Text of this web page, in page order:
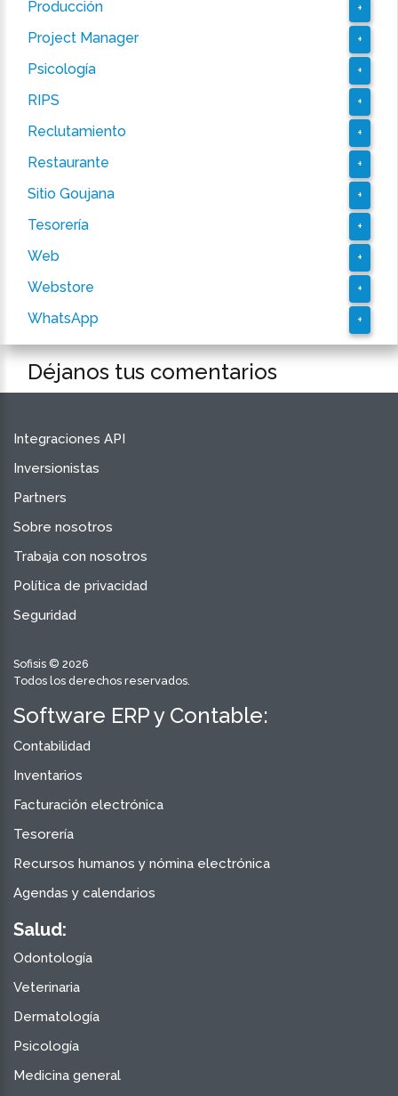
Producción +
Project Manager +
Psicología +
RIPS +
Reclutamiento +
Restaurante +
Sitio Goujana +
Tesorería +
Web +
Webstore +
WhatsApp +
Déjanos tus comentarios
Integraciones API
Inversionistas
Partners
Sobre nosotros
Trabaja con nosotros
Política de privacidad
Seguridad
Sofisis © 2026
Todos los derechos reservados.
Software ERP y Contable:
Contabilidad
Inventarios
Facturación electrónica
Tesorería
Recursos humanos y nómina electrónica
Agendas y calendarios
Salud:
Odontología
Veterinaria
Dermatología
Psicología
Medicina general